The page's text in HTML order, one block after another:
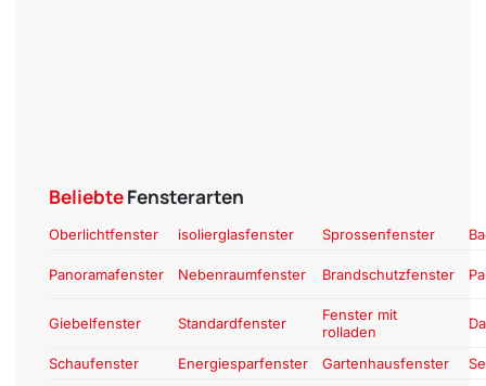
BeliebteFensterarten
Oberlichtfenster isolierglasfenster Sprossenfenster
Panoramafenster Nebenraumfenster Brandschutzfenster
Giebelfenster Standardfenster
Fenster mit
rolladen
Schaufenster Energiesparfenster Gartenhausfenster